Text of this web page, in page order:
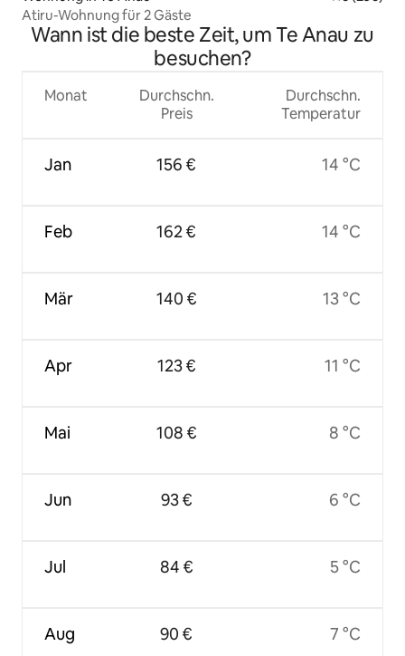
Atiru-Wohnung für 2 Gäste
Wann ist die beste Zeit, um Te Anau zu
besuchen?
Monat
Jan
Feb
Mär
Apr
Mai
Jun
Jul
Aug
Durchschn.
Preis
156 €
162 €
140 €
123 €
108 €
93 €
84 €
90 €
Durchschn.
Temperatur
14 °C
14 °C
13 °C
11 °C
8 °C
6 °C
5 °C
7 °C